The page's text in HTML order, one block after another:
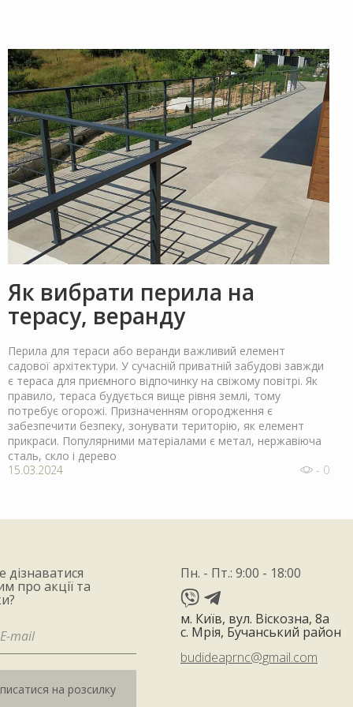
Як вибрати перила на
терасу, веранду
Перила для тераси або веранди важливий елемент
садової архітектури. У сучасній приватній забудові завжди
є тераса для приємного відпочинку на свіжому повітрі. Як
правило, тераса будується вище рівня землі, тому
потребує огорожі. Призначенням огородження є
забезпечити безпеку, зонувати територію, як елемент
прикраси. Популярними матеріалами є метал, нержавіюча
сталь, скло і дерево
15.03.2024
- 0
дізнаватися
про акції та
на розсилку
Пн. - Пт.: 9:00 - 18:00
м. Київ, вул. Віскозна, 8а
с. Мрія, Бучанський район
budideaprnc@gmail.com